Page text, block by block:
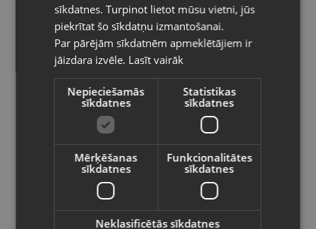
35.00€ 52.00
WrendaleDesigns by Hannah Dale Birds
Pasūtījumi tiks piegādāti uz
izvēlēto valsti
Vietnes saturs būs attēlots izvēlētajā
valodā
Valsts
Latviešu / Latvian
sīkdatnes. Turpinot lietot mūsu vietni, jūs
piekrītat šo sīkdatņu izmantošanai.
Par pārējām sīkdatnēm apmeklētājiem ir
jāizdara izvēle. Lasīt vairāk
Nepieciešamās
sīkdatnes
Statistikas
sīkdatnes
Mērķēšanas
sīkdatnes
Funkcionalitātes
sīkdatnes
Neklasificētās sīkdatnes